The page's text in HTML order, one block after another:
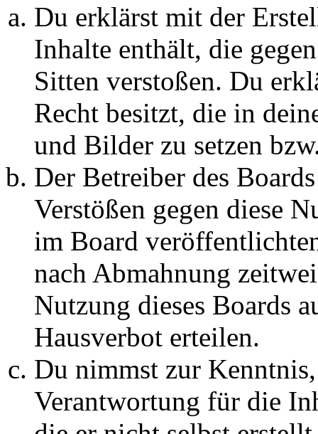
Du erklärst mit der
Inhalte enthält, die
Sitten verstoßen. Du
Recht besitzt, die in
und Bilder zu setzen
Der Betreiber des
Verstößen gegen diese
im Board
nach Abmahnung
Nutzung dieses Boards
Hausverbot erteilen.
Du nimmst zur
Verantwortung für die